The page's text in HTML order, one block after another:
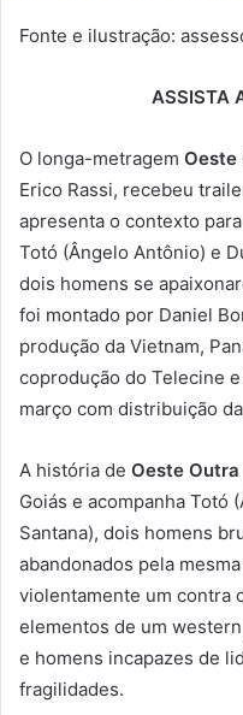
Fonte e ilustração:
ASSISTA
O longa-metragem Oeste
Erico Rassi, recebeu
apresenta o contexto
Totó (Ângelo Antônio) e
dois homens se
foi montado por Daniel
produção da Vietnam,
coprodução do Telecine
março com distribuição
A história de Oeste Outra
Goiás e acompanha Totó
Santana), dois homens
abandonados pela
violentamente um contra
elementos de um
e homens incapazes de
fragilidades.